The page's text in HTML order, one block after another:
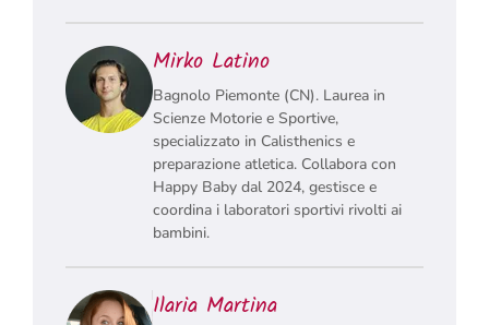
Mirko Latino
Bagnolo Piemonte (CN). Laurea in
Scienze Motorie e Sportive,
specializzato in Calisthenics e
preparazione atletica. Collabora con
Happy Baby dal 2024, gestisce e
coordina i laboratori sportivi rivolti ai
bambini.
Ilaria Martina